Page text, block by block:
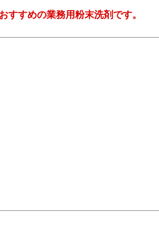
すすめの業務用粉末洗剤です。